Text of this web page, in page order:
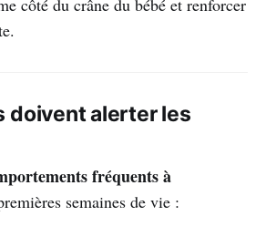
côté du crâne du bébé et renforcer
doivent alerter les
fréquents à
semaines de vie :